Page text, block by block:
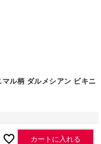
ル柄 ダルメシアン ビキニ
カートに入れる